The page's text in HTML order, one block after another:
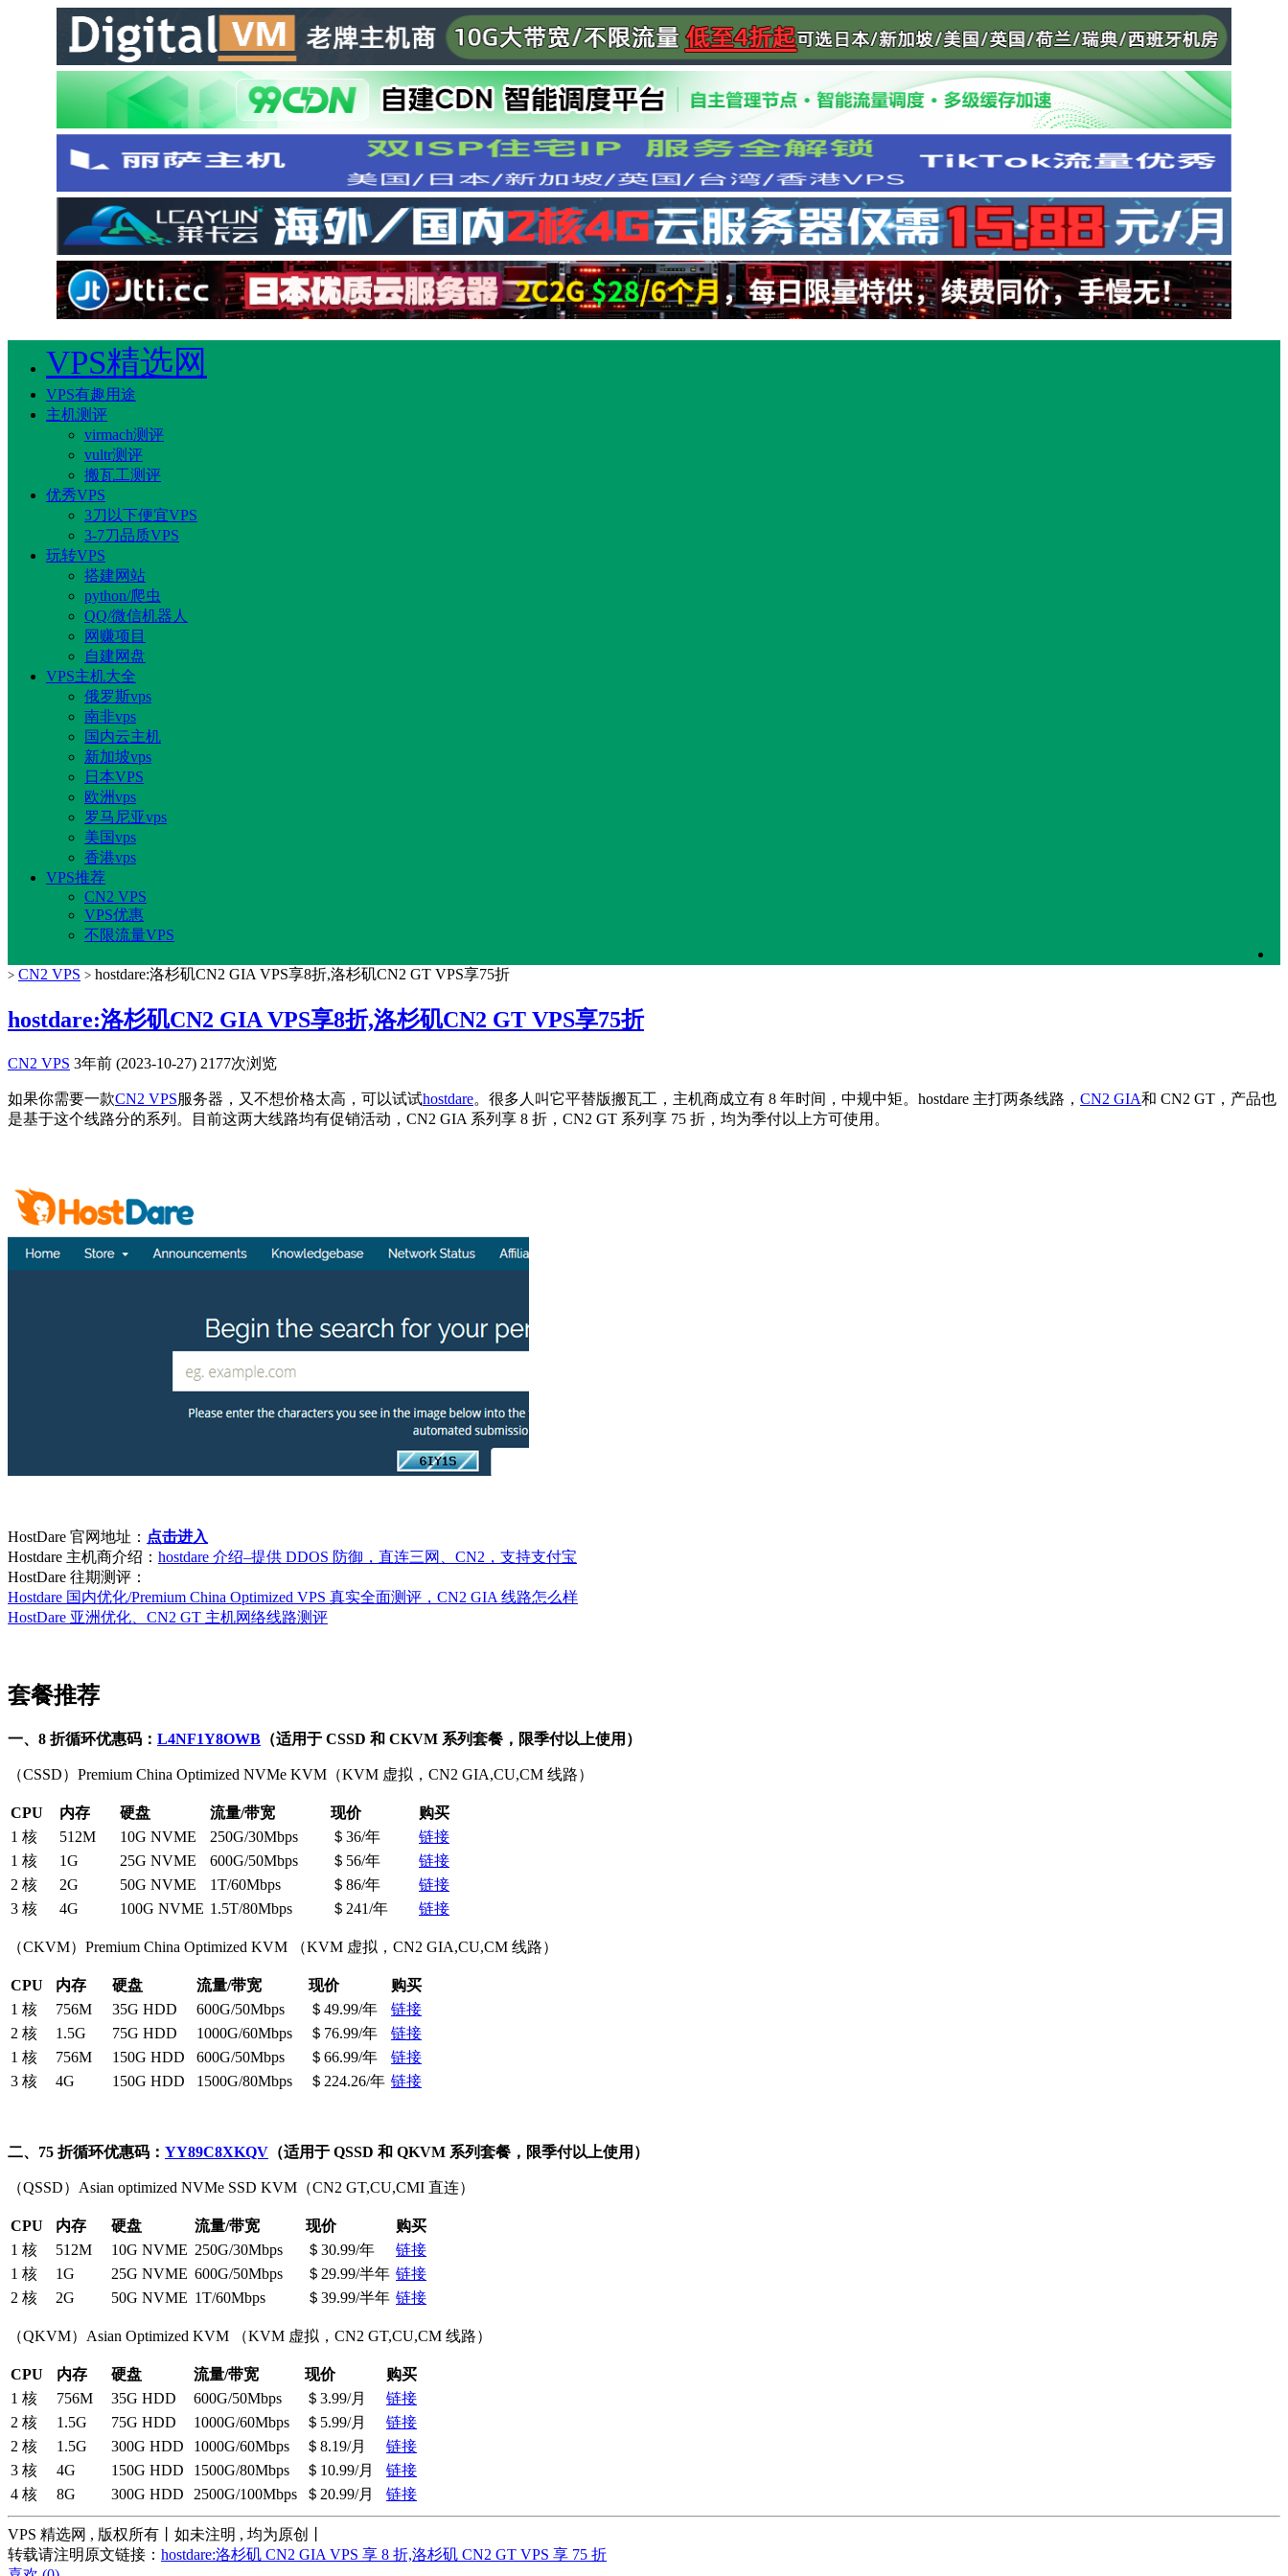
VPS精选网
VPS有趣用途
主机测评
virmach测评
vultr测评
搬瓦工测评
优秀VPS
3刀以下便宜VPS
3-7刀品质VPS
玩转VPS
搭建网站
python/爬虫
QQ/微信机器人
网赚项目
自建网盘
VPS主机大全
俄罗斯vps
南非vps
国内云主机
新加坡vps
日本VPS
欧洲vps
罗马尼亚vps
美国vps
香港vps
VPS推荐
CN2 VPS
VPS优惠
不限流量VPS
> CN2 VPS > hostdare:洛杉矶CN2 GIA VPS享8折,洛杉矶CN2 GT VPS享75折
hostdare:洛杉矶CN2 GIA VPS享8折,洛杉矶CN2 GT VPS享75折
CN2 VPS 3年前 (2023-10-27) 2177次浏览
如果你需要一款CN2 VPS服务器，又不想价格太高，可以试试hostdare。很多人叫它平替版搬瓦工，主机商成立有 8 年时间，中规中矩。hostdare 主打两条线路， CN2 GIA和 CN2 GT，产品也
是基于这个线路分的系列。目前这两大线路均有促销活动，CN2 GIA 系列享 8 折，CN2 GT 系列享 75 折，均为季付以上方可使用。
HostDare 官网地址： 点击进入
Hostdare 主机商介绍： hostdare 介绍–提供 DDOS 防御，直连三网、CN2，支持支付宝
HostDare 往期测评：
Hostdare 国内优化/Premium China Optimized VPS 真实全面测评，CN2 GIA 线路怎么样
HostDare 亚洲优化、CN2 GT 主机网络线路测评
套餐推荐
一、8 折循环优惠码： L4NF1Y8OWB （适用于 CSSD 和 CKVM 系列套餐，限季付以上使用）
（CSSD）Premium China Optimized NVMe KVM（KVM 虚拟，CN2 GIA,CU,CM 线路）
CPU 内存 硬盘 流量/带宽 现价
购买
1 核
512M 10G NVME 250G/30Mbps ＄36/年
链接
1 核
1G 25G NVME 600G/50Mbps ＄56/年
链接
2 核
2G 50G NVME 1T/60Mbps ＄86/年
链接
3 核
4G 100G NVME 1.5T/80Mbps ＄241/年 链接
（CKVM）Premium China Optimized KVM （KVM 虚拟，CN2 GIA,CU,CM 线路）
CPU 内存 硬盘 流量/带宽 现价
购买
1 核
756M 35G HDD 600G/50Mbps ＄49.99/年
链接
2 核
1.5G 75G HDD 1000G/60Mbps ＄76.99/年
链接
1 核
756M 150G HDD 600G/50Mbps ＄66.99/年
链接
3 核
4G 150G HDD 1500G/80Mbps ＄224.26/年 链接
二、75 折循环优惠码： YY89C8XKQV （适用于 QSSD 和 QKVM 系列套餐，限季付以上使用）
（QSSD）Asian optimized NVMe SSD KVM（CN2 GT,CU,CMI 直连）
CPU 内存 硬盘 流量/带宽 现价
购买
1 核
512M 10G NVME 250G/30Mbps ＄30.99/年
链接
1 核
1G 25G NVME 600G/50Mbps ＄29.99/半年 链接
2 核
2G 50G NVME 1T/60Mbps ＄39.99/半年 链接
（QKVM）Asian Optimized KVM （KVM 虚拟，CN2 GT,CU,CM 线路）
CPU 内存 硬盘 流量/带宽 现价
购买
1 核
756M 35G HDD 600G/50Mbps ＄3.99/月
链接
2 核
1.5G 75G HDD 1000G/60Mbps ＄5.99/月
链接
2 核
1.5G 300G HDD 1000G/60Mbps ＄8.19/月
链接
3 核
4G 150G HDD 1500G/80Mbps ＄10.99/月
链接
4 核
8G 300G HDD 2500G/100Mbps ＄20.99/月 链接
VPS 精选网 , 版权所有丨如未注明 , 均为原创丨
转载请注明原文链接： hostdare:洛杉矶 CN2 GIA VPS 享 8 折,洛杉矶 CN2 GT VPS 享 75 折